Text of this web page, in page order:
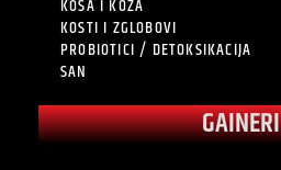
KOSA I KOŽA
KOSTI I ZGLOBOVI
PROBIOTICI / DETOKSIKACIJA
SAN
GAINERI